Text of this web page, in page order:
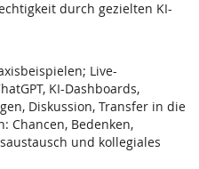
durch gezielten KI-
Live-
KI-Dashboards,
Diskussion, Transfer in die
Chancen, Bedenken,
und kollegiales